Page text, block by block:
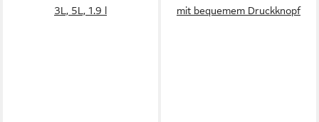
3L, 5L, 1.9 l
mit bequemem Druckknopf